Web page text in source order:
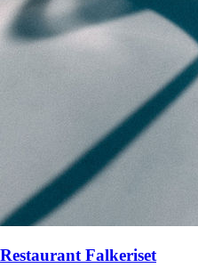
Restaurant Falkeriset